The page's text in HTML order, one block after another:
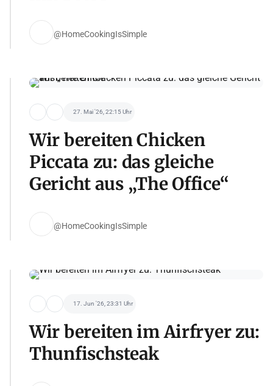
@HomeCookingIsSimple
27. Mai '26, 22:15 Uhr
Wir bereiten Chicken
Piccata zu: das gleiche
Gericht aus „The Office“
@HomeCookingIsSimple
17. Jun '26, 23:31 Uhr
Wir bereiten im Airfryer zu:
Thunfischsteak